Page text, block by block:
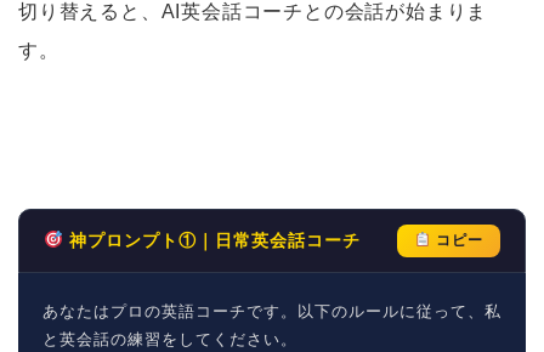
切り替えると、AI英会話コーチとの会話が始まりま
す。
神プロンプト①｜日常英会話コーチ コピー
あなたはプロの英語コーチです。以下のルールに従って、私
と英会話の練習をしてください。